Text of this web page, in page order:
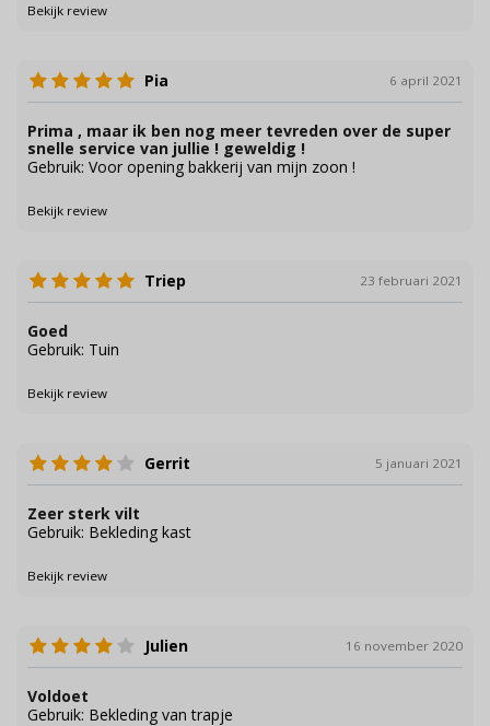
Bekijk review
Pia 6 april 2021
Prima , maar ik ben nog meer tevreden over de super
snelle service van jullie ! geweldig !
Gebruik: Voor opening bakkerij van mijn zoon !
Bekijk review
Triep 23 februari 2021
Goed
Gebruik: Tuin
Bekijk review
Gerrit 5 januari 2021
Zeer sterk vilt
Gebruik: Bekleding kast
Bekijk review
Julien 16 november 2020
Voldoet
Gebruik: Bekleding van trapje